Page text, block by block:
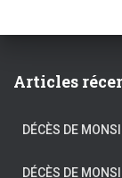
Articles
DÉCÈS DE
DÉCÈS DE